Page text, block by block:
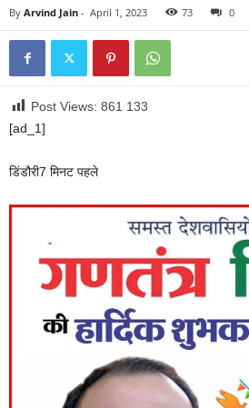
By Arvind Jain - April 1, 2023 73 0
Post Views: 861 133
[ad_1]
डिंडौरी7 मिनट पहले